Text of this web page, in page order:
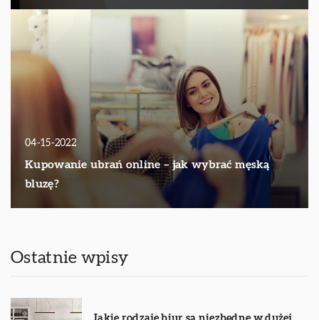
04-15-2022
Kupowanie ubrań online – jak wybrać męską
bluzę?
Ostatnie wpisy